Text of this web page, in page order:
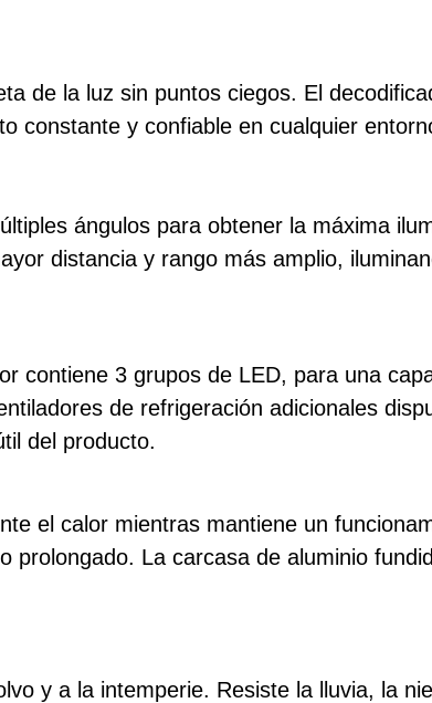
de la luz sin puntos ciegos. El
constante y confiable en cualquier
ángulos para obtener la máxima
distancia y rango más amplio,
contiene 3 grupos de LED, para una
de refrigeración adicionales
del producto.
el calor mientras mantiene un
prolongado. La carcasa de aluminio
y a la intemperie. Resiste la lluvia, la